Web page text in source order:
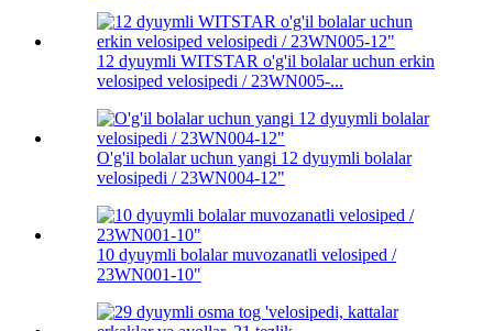
12 dyuymli WITSTAR o'g'il bolalar uchun erkin
velosiped velosipedi / 23WN005-...
O'g'il bolalar uchun yangi 12 dyuymli bolalar
velosipedi / 23WN004-12"
10 dyuymli bolalar muvozanatli velosiped /
23WN001-10"